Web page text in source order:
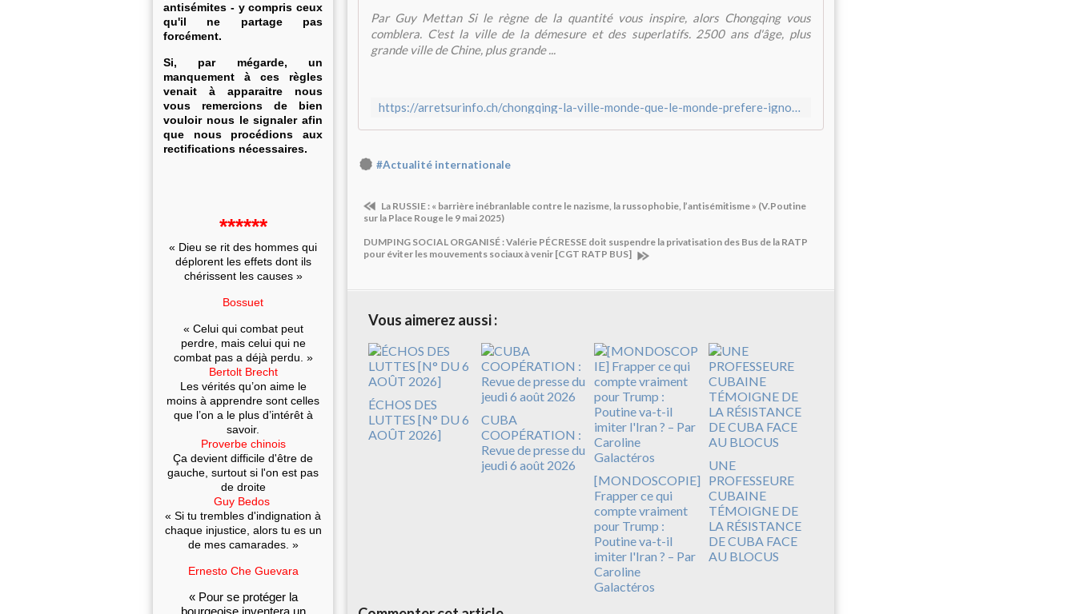
antisémites - y compris ceux
qu'il ne partage pas
forcément.
Si, par mégarde, un
manquement à ces règles
venait à apparaitre nous
vous remercions de bien
vouloir nous le signaler afin
que nous procédions aux
rectifications nécessaires.
******
« Dieu se rit des hommes qui
déplorent les effets dont ils
chérissent les causes »
Bossuet
« Celui qui combat peut
perdre, mais celui qui ne
combat pas a déjà perdu. »
Bertolt Brecht
Les vérités qu’on aime le
moins à apprendre sont celles
que l’on a le plus d’intérêt à
savoir.
Proverbe chinois
Ça devient difficile d'être de
gauche, surtout si l'on est pas
de droite
Guy Bedos
« Si tu trembles d'indignation à
chaque injustice, alors tu es un
de mes camarades. »
Ernesto Che Guevara
« Pour se protéger la
Par Guy Mettan Si le règne de la quantité vous inspire, alors Chongqing vous
comblera. C'est la ville de la démesure et des superlatifs. 2500 ans d'âge, plus
grande ville de Chine, plus grande ...
https://arretsurinfo.ch/chongqing-la-ville-monde-que-le-monde-prefere-ignorer/
#Actualité internationale
La RUSSIE : « barrière inébranlable contre le nazisme, la russophobie, l’antisémitisme » (V.Poutine
sur la Place Rouge le 9 mai 2025)
DUMPING SOCIAL ORGANISÉ : Valérie PÉCRESSE doit suspendre la privatisation des Bus de la RATP
pour éviter les mouvements sociaux à venir [CGT RATP BUS]
Vous aimerez aussi :
ÉCHOS DES
LUTTES [N° DU 6
AOÛT 2026]
CUBA
COOPÉRATION :
Revue de presse du
jeudi 6 août 2026
[MONDOSCOPIE]
Frapper ce qui
compte vraiment
pour Trump :
Poutine va-t-il
imiter l'Iran ? – Par
Caroline
Galactéros
UNE
PROFESSEURE
CUBAINE
TÉMOIGNE DE
LA RÉSISTANCE
DE CUBA FACE
AU BLOCUS